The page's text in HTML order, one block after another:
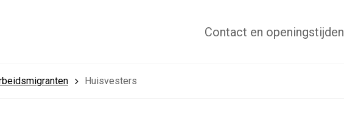
Contact en openingstijden
Huisvesters